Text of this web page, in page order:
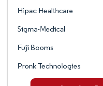
Hipac Healthcare
Sigma-Medical
Fuji Booms
Pronk Technologies